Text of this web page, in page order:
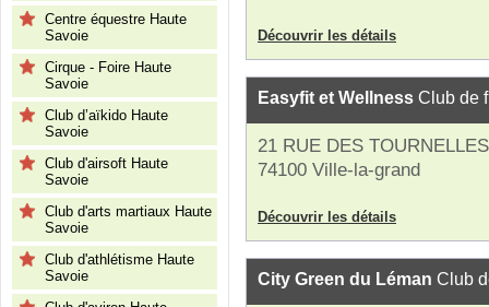
Centre équestre Haute
Savoie
Cirque - Foire Haute
Savoie
Club d’aïkido Haute
Savoie
Club d'airsoft Haute
Savoie
Club d'arts martiaux Haute
Savoie
Club d'athlétisme Haute
Savoie
Découvrir les détails
Easyfit et Wellness Club de
21 RUE DES TOURNELLES
74100 Ville-la-grand
Découvrir les détails
City Green du Léman Club